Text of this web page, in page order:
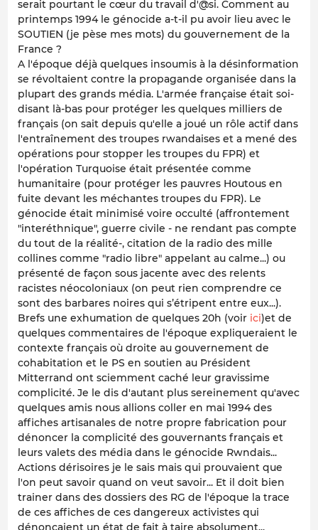
serait pourtant le cœur du travail d'@si. Comment au
printemps 1994 le génocide a-t-il pu avoir lieu avec le
SOUTIEN (je pèse mes mots) du gouvernement de la
France ?
A l'époque déjà quelques insoumis à la désinformation
se révoltaient contre la propagande organisée dans la
plupart des grands média. L'armée française était soi-
disant là-bas pour protéger les quelques milliers de
français (on sait depuis qu'elle a joué un rôle actif dans
l'entraînement des troupes rwandaises et a mené des
opérations pour stopper les troupes du FPR) et
l'opération Turquoise était présentée comme
humanitaire (pour protéger les pauvres Houtous en
fuite devant les méchantes troupes du FPR). Le
génocide était minimisé voire occulté (affrontement
"interéthnique", guerre civile - ne rendant pas compte
du tout de la réalité-, citation de la radio des mille
collines comme "radio libre" appelant au calme...) ou
présenté de façon sous jacente avec des relents
racistes néocoloniaux (on peut rien comprendre ce
sont des barbares noires qui s’étripent entre eux...).
Brefs une exhumation de quelques 20h (voir ici)et de
quelques commentaires de l'époque expliqueraient le
contexte français où droite au gouvernement de
cohabitation et le PS en soutien au Président
Mitterrand ont sciemment caché leur gravissime
complicité. Je le dis d'autant plus sereinement qu'avec
quelques amis nous allions coller en mai 1994 des
affiches artisanales de notre propre fabrication pour
dénoncer la complicité des gouvernants français et
leurs valets des média dans le génocide Rwndais...
Actions dérisoires je le sais mais qui prouvaient que
l'on peut savoir quand on veut savoir... Et il doit bien
trainer dans des dossiers des RG de l'époque la trace
de ces affiches de ces dangereux activistes qui
dénonçaient un état de fait à taire absolument...